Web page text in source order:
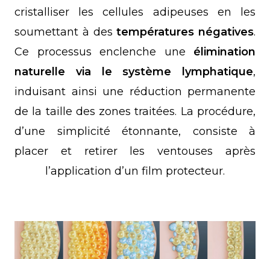
cristalliser les cellules adipeuses en les
soumettant à destempératures négatives.
Ce processus enclenche une élimination
naturelle via le système lymphatique,
induisant ainsi une réduction permanente
de la taille des zones traitées. La procédure,
d’une simplicité étonnante, consiste à
placer et retirer les ventouses après
l’application d’un film protecteur.